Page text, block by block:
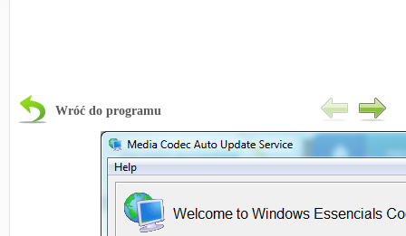
Wróć do programu